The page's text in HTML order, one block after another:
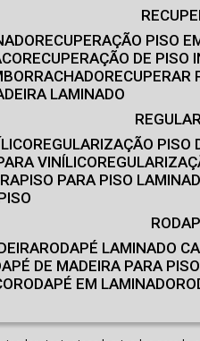
RECUPERAÇÃO PISO
RECUPERAÇÃO DE PISO
LAMINADO
REGULARIZAÇÃO PISO
VINÍLICO
PARA PISO
RODAPÉ LAMINADO
DE MADEIRA PARA
RODAPÉ EM LAMINADO